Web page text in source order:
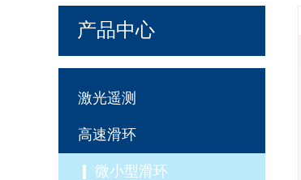
产品中心
激光遥测
高速滑环
微小型滑环